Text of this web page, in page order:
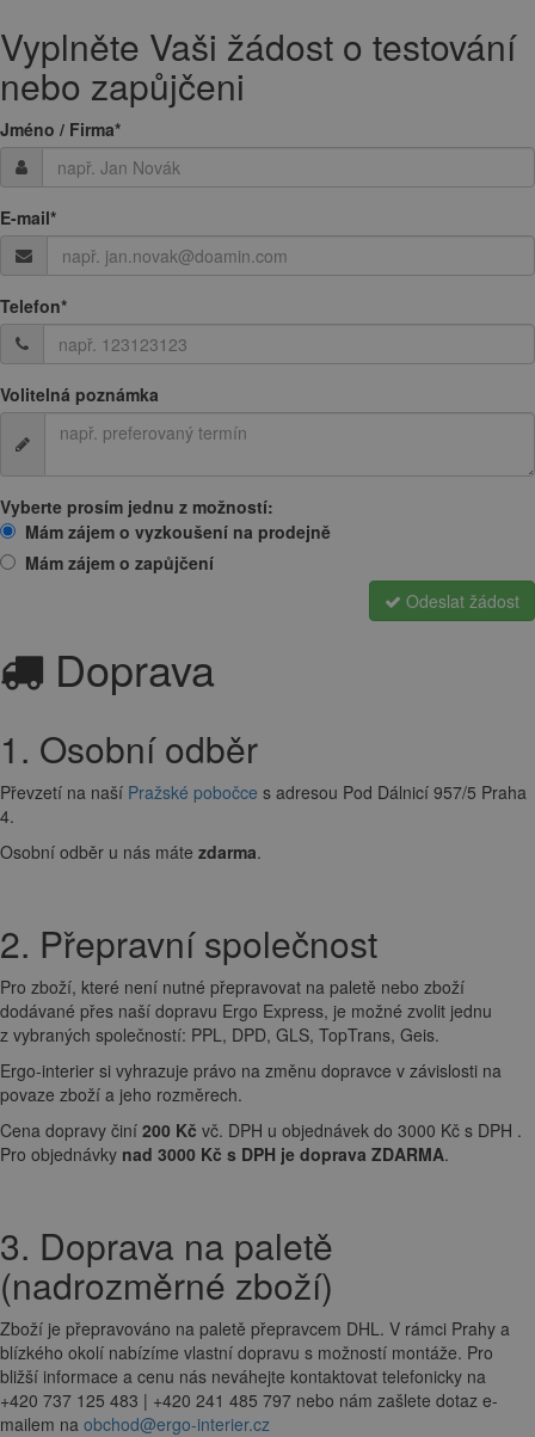
Vyplněte Vaši žádost o testování
nebo zapůjčeni
Jméno / Firma*
E-mail*
Telefon*
Volitelná poznámka
Vyberte prosím jednu z možností:
Mám zájem o vyzkoušení na prodejně
Mám zájem o zapůjčení
Odeslat žádost
Doprava
1. Osobní odběr
Převzetí na naší Pražské pobočce s adresou Pod Dálnicí 957/5 Praha
4.
Osobní odběr u nás máte zdarma.
2. Přepravní společnost
Pro zboží, které není nutné přepravovat na paletě nebo zboží
dodávané přes naší dopravu Ergo Express, je možné zvolit jednu
z vybraných společností: PPL, DPD, GLS, TopTrans, Geis.
Ergo-interier si vyhrazuje právo na změnu dopravce v závislosti na
povaze zboží a jeho rozměrech.
Cena dopravy činí 200 Kč vč. DPH u objednávek do 3000 Kč s DPH .
Pro objednávky nad 3000 Kč s DPH je doprava ZDARMA.
3. Doprava na paletě
(nadrozměrné zboží)
Zboží je přepravováno na paletě přepravcem DHL. V rámci Prahy a
blízkého okolí nabízíme vlastní dopravu s možností montáže. Pro
bližší informace a cenu nás neváhejte kontaktovat telefonicky na
+420 737 125 483 | +420 241 485 797 nebo nám zašlete dotaz e-
mailem na obchod@ergo-interier.cz